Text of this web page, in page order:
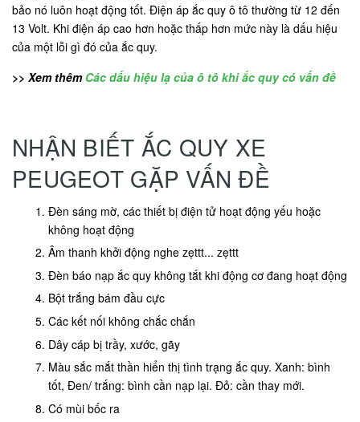
bảo nó luôn hoạt động tốt. Điện áp ắc quy ô tô thường từ 12 đến
13 Volt. Khi điện áp cao hơn hoặc thấp hơn mức này là dấu hiệu
của một lỗi gì đó của ắc quy.
>> Xem thêm Các dấu hiệu lạ của ô tô khi ắc quy có vấn đề
NHẬN BIẾT ẮC QUY XE
PEUGEOT GẶP VẤN ĐỀ
Đèn sáng mờ, các thiết bị điện tử hoạt động yếu hoặc
không hoạt động
Âm thanh khởi động nghe zẹttt... zẹttt
Đèn báo nạp ắc quy không tắt khi động cơ đang hoạt động
Bột trắng bám đầu cực
Các kết nối không chắc chắn
Dây cáp bị trầy, xước, gãy
Màu sắc mắt thần hiển thị tình trạng ắc quy. Xanh: bình
tốt, Đen/ trắng: bình cần nạp lại. Đỏ: cần thay mới.
Có mùi bốc ra